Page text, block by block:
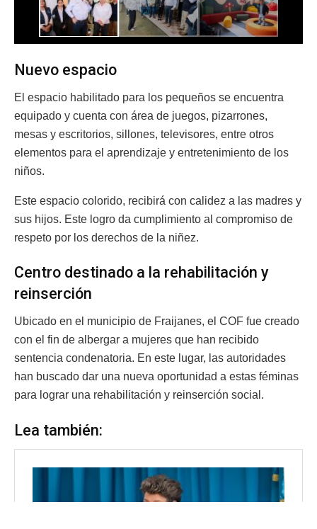
Nuevo espacio
El espacio habilitado para los pequeños se encuentra
equipado y cuenta con área de juegos, pizarrones,
mesas y escritorios, sillones, televisores, entre otros
elementos para el aprendizaje y entretenimiento de los
niños.
Este espacio colorido, recibirá con calidez a las madres y
sus hijos. Este logro da cumplimiento al compromiso de
respeto por los derechos de la niñez.
Centro destinado a la rehabilitación y
reinserción
Ubicado en el municipio de Fraijanes, el COF fue creado
con el fin de albergar a mujeres que han recibido
sentencia condenatoria. En este lugar, las autoridades
han buscado dar una nueva oportunidad a estas féminas
para lograr una rehabilitación y reinserción social.
Lea también: